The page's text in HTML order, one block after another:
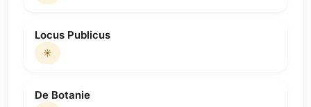
Locus Publicus
☀️
De Botanie